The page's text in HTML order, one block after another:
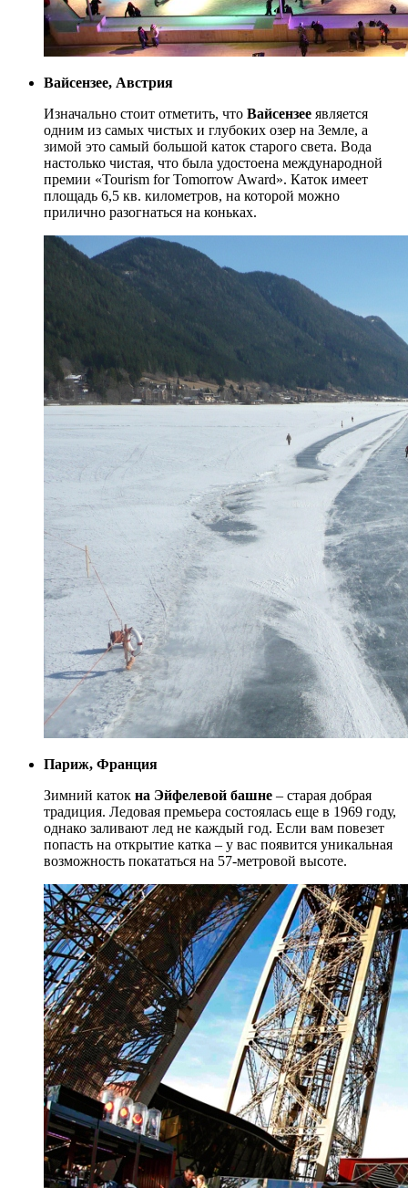
Вайсензее, Австрия
Изначально стоит отметить, что Вайсензее является
одним из самых чистых и глубоких озер на Земле, а
зимой это самый большой каток старого света. Вода
настолько чистая, что была удостоена международной
премии «Tourism for Tomorrow Award». Каток имеет
площадь 6,5 кв. километров, на которой можно
прилично разогнаться на коньках.
Париж, Франция
Зимний каток на Эйфелевой башне – старая добрая
традиция. Ледовая премьера состоялась еще в 1969 году,
однако заливают лед не каждый год. Если вам повезет
попасть на открытие катка – у вас появится уникальная
возможность покататься на 57-метровой высоте.